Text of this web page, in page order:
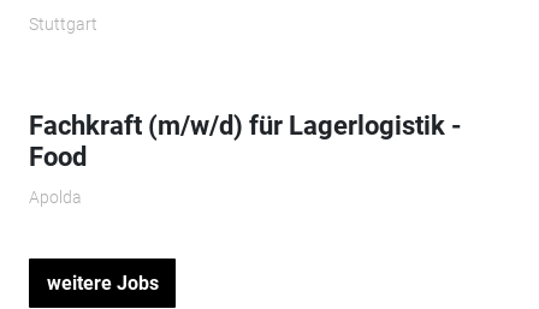
Stuttgart
Fachkraft (m/w/d) für Lagerlogistik -
Food
Apolda
weitere Jobs